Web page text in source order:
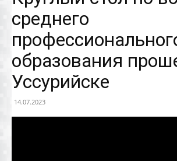
среднего
образования
Уссурийске
14.07.2023